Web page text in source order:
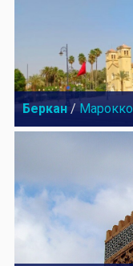
Беркан / Марокко